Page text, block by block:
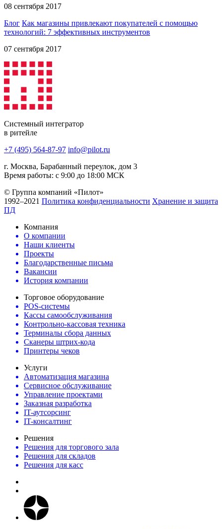
08 сентября 2017
Блог Как магазины привлекают покупателей с помощью
технологий: 7 эффективных инструментов
07 сентября 2017
Системный интегратор
в ритейле
+7 (495) 564-87-97 info@pilot.ru
г. Москва, Барабанный переулок, дом 3
Время работы: с 9:00 до 18:00 МСК
© Группа компаний «Пилот»
1992–2021 Политика конфиденциальности Хранение и защита
ПД
Компания
О компании
Наши клиенты
Проекты
Благодарственные письма
Вакансии
История компании
Торговое оборудование
POS-системы
Кассы самообслуживания
Контрольно-кассовая техника
Терминалы сбора данных
Сканеры штрих-кода
Принтеры чеков
Услуги
Автоматизация магазина
Сервисное обслуживание
Управление проектами
Заказная разработка
IT-аутсорсинг
IT-консалтинг
Решения
Решения для торгового зала
Решения для складов
Решения для касс